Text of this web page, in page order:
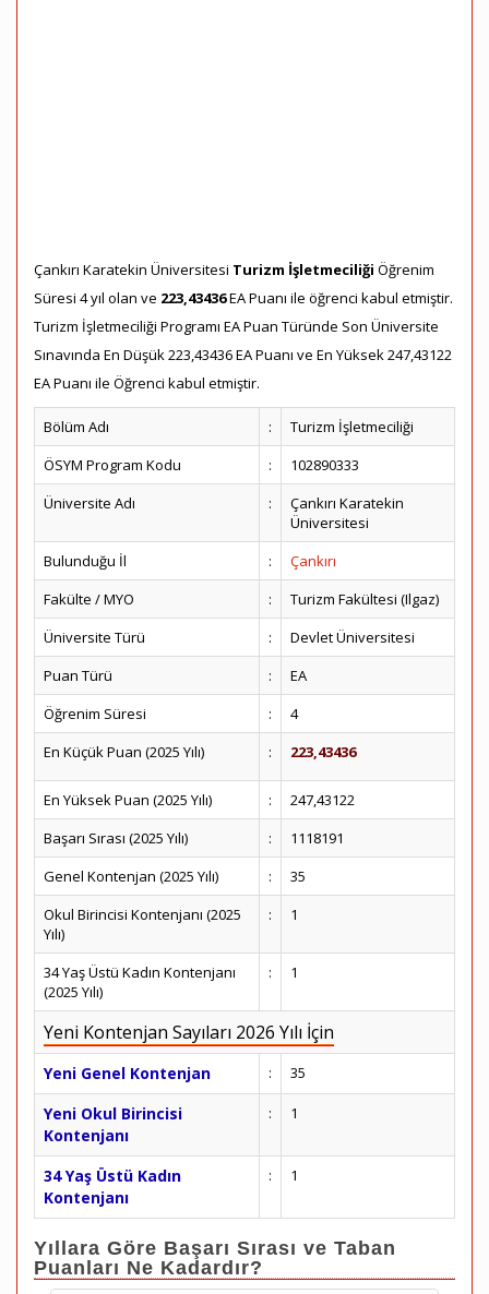
Çankırı Karatekin Üniversitesi Turizm İşletmeciliği Öğrenim
Süresi 4 yıl olan ve 223,43436EA Puanı ile öğrenci kabul etmiştir.
Turizm İşletmeciliği Programı EA Puan Türünde Son Üniversite
Sınavında En Düşük 223,43436 EA Puanı ve En Yüksek 247,43122
EA Puanı ile Öğrenci kabul etmiştir.
Bölüm Adı :
Turizm İşletmeciliği
ÖSYM Program Kodu
:
102890333
Üniversite Adı
:
Çankırı Karatekin
Üniversitesi
Bulunduğu İl
:
Çankırı
Fakülte / MYO
:
Turizm Fakültesi (Ilgaz)
Üniversite Türü
:
Devlet Üniversitesi
Puan Türü
:
EA
Öğrenim Süresi
:
4
En Küçük Puan (2025 Yılı)
: 223,43436
En Yüksek Puan (2025 Yılı) :
247,43122
Başarı Sırası (2025 Yılı)
:
1118191
Genel Kontenjan (2025 Yılı)
:
35
Okul Birincisi Kontenjanı (2025
Yılı)
: 1
34 Yaş Üstü Kadın Kontenjanı
(2025 Yılı)
: 1
Yeni Kontenjan Sayıları 2026 Yılı İçin
Yeni Genel Kontenjan : 35
Yeni Okul Birincisi
Kontenjanı
: 1
34 Yaş Üstü Kadın
Kontenjanı
: 1
Yıllara Göre Başarı Sırası ve Taban
Puanları Ne Kadardır?